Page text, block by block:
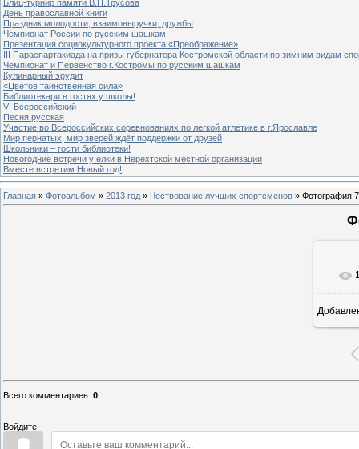
Блиц-турнир памяти В.Н.Трусова
День православной книги
Праздник молодости, взаимовыручки, дружбы
Чемпионат России по русским шашкам
Презентация социокультурного проекта «Преображение»
III Параспартакиада на призы губернатора Костромской области по зимним видам
Чемпионат и Первенство г.Костромы по русским шашкам
Кулинарный эрудит
«Цветов таинственная сила»
Библиотекари в гостях у школы!
VI Всероссийский
Песня русская
Участие во Всероссийских соревнованиях по легкой атлетике в г.Ярославле
Мир пернатых, мир зверей ждёт поддержки от друзей
Школьники – гости библиотеки!
Новогодние встречи у ёлки в Нерехтской местной организации
Вместе встретим Новый год!
Главная » Фотоальбом » 2013 год » Чествование лучших спортсменов » Фотография 7
Всего комментариев: 0
Войдите: